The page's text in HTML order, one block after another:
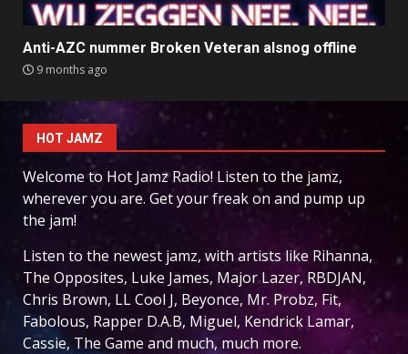
Anti-AZC nummer Broken Veteran alsnog offline
9 months ago
HOT JAMZ
Welcome to Hot Jamz Radio! Listen to the jamz,
wherever you are. Get your freak on and pump up
the jam!
Listen to the newest jamz, with artists like Rihanna,
The Opposites, Luke James, Major Lazer, RBDJAN,
Chris Brown, LL Cool J, Beyonce, Mr. Probz, Fit,
Fabolous, Rapper D.A.B, Miguel, Kendrick Lamar,
Cassie, The Game and much, much more.